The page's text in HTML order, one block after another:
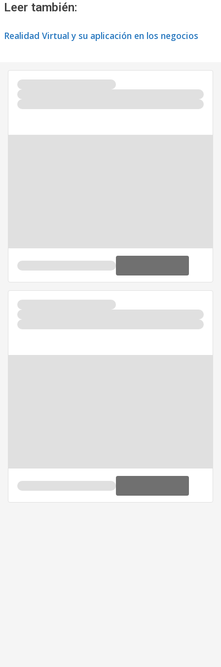
Leer también:
Realidad Virtual y su aplicación en los negocios